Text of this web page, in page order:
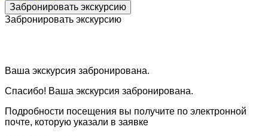
Забронировать экскурсию
Забронировать экскурсию
Ваша экскурсия забронирована.
Спасибо! Ваша экскурсия забронирована.
Подробности посещения вы получите по электронной
почте, которую указали в заявке